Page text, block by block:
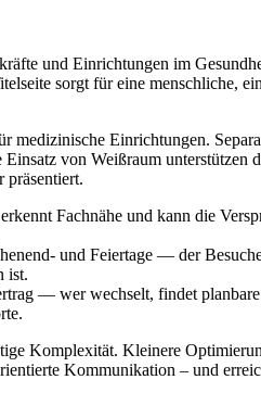
und Einrichtungen im
sorgt für eine menschliche,
Einrichtungen.
von Weißraum unterstützen
präsentiert.
ist.
Komplexität. Kleinere
Kommunikation – und